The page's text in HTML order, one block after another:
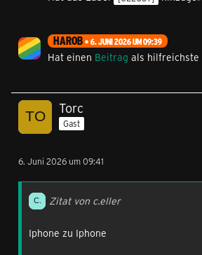
HAROB 6. JUNI 2026 UM 09:39
Hat einen Beitrag als hilfreichste
Torc
Gast
6. Juni 2026 um 09:41
Zitat von c.eller
Iphone zu Iphone